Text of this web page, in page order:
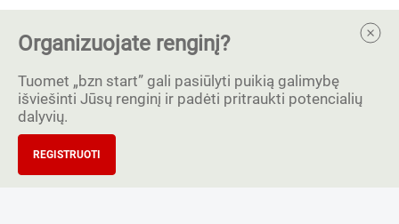
Organizuojate renginį?
Tuomet „bzn start” gali pasiūlyti puikią galimybę
išviešinti Jūsų renginį ir padėti pritraukti potencialių
dalyvių.
REGISTRUOTI